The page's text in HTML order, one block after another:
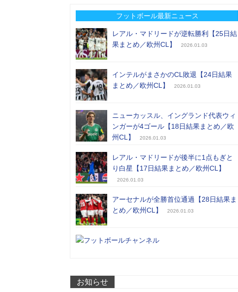
フットボール最新ニュース
レアル・マドリードが逆転勝利【25日結
果まとめ／欧州CL】
2026.01.03
インテルがまさかのCL敗退【24日結果
まとめ／欧州CL】
2026.01.03
ニューカッスル、イングランド代表ウィ
ンガーが4ゴール【18日結果まとめ／欧
州CL】
2026.01.03
レアル・マドリードが後半に1点もぎと
り白星【17日結果まとめ／欧州CL】
2026.01.03
アーセナルが全勝首位通過【28日結果ま
とめ／欧州CL】
2026.01.03
お知らせ